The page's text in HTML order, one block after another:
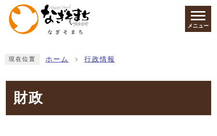
ページの先頭です
メニュー
現在位置 ホーム 行政情報
財政